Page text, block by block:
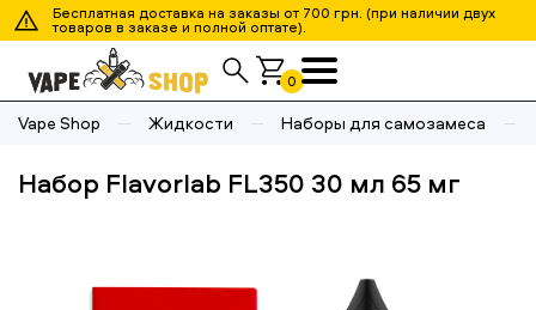
Бесплатная доставка на заказы от 700 грн. (при наличии двух
товаров в заказе и полной оптате).
0
Vape Shop Жидкости Наборы для самозамеса
Набор Flavorlab FL350 30 мл 65 мг